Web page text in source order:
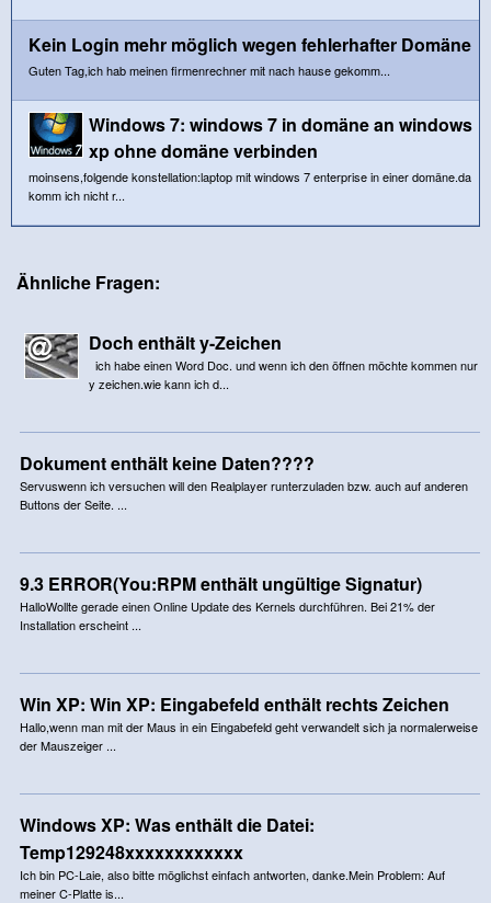
Kein Login mehr möglich wegen fehlerhafter Domäne
Guten Tag,ich hab meinen firmenrechner mit nach hause gekomm...
Windows 7: windows 7 in domäne an windows
xp ohne domäne verbinden
moinsens,folgende konstellation:laptop mit windows 7 enterprise in einer domäne.da
komm ich nicht r...
Ähnliche Fragen:
Doch enthält y-Zeichen
ich habe einen Word Doc. und wenn ich den öffnen möchte kommen nur
y zeichen.wie kann ich d...
Dokument enthält keine Daten????
Servuswenn ich versuchen will den Realplayer runterzuladen bzw. auch auf anderen
Buttons der Seite. ...
9.3 ERROR(You:RPM enthält ungültige Signatur)
HalloWollte gerade einen Online Update des Kernels durchführen. Bei 21% der
Installation erscheint ...
Win XP: Win XP: Eingabefeld enthält rechts Zeichen
Hallo,wenn man mit der Maus in ein Eingabefeld geht verwandelt sich ja normalerweise
der Mauszeiger ...
Windows XP: Was enthält die Datei:
Temp129248xxxxxxxxxxxx
Ich bin PC-Laie, also bitte möglichst einfach antworten, danke.Mein Problem: Auf
meiner C-Platte is...